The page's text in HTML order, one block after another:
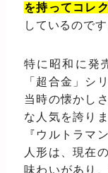
を持ってコレ
しているのです
特に昭和に発
「超合金」シ
当時の懐かし
な人気を誇り
『ウルトラマ
人形は、現在
味わいがあり